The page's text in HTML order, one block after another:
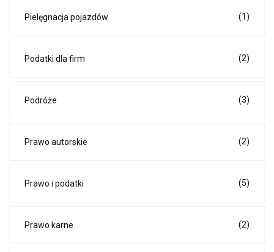
Pielęgnacja pojazdów (1)
Podatki dla firm (2)
Podróże (3)
Prawo autorskie (2)
Prawo i podatki (5)
Prawo karne (2)